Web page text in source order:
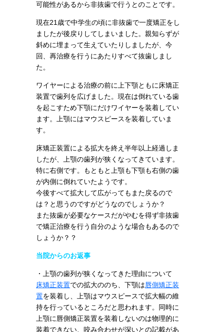
可能性があるから非抜歯で行うとのことです。
現在21歳で中学生の頃に非抜歯で一度矯正をし
ましたが後戻りしてしまいました。親知らずが
斜めに埋まって生えていたりしましたが、今
回、再治療を行うにあたりすべて抜歯しまし
た。
ワイヤーによる治療の前に上下顎ともに床矯正
装置で歯列を広げました。現在は倒れている歯
を起こすため下顎にだけワイヤーを装着してい
ます。上顎にはマウスピースを装着していま
す。
床矯正装置による拡大を終え半年以上経過しま
したが、上顎の歯列が狭くなってきています。
特に右側です。もともと上顎も下顎も右側の歯
が内側に倒れていたようです。
今後すべて拡大して広がってもまた戻るので
は？と思うのですがどうなのでしょうか？
また抜歯が必要なケースだがやむを得ず非抜歯
で矯正治療を行う自分のような場合もあるので
しょうか？？
当院からのお返事
・上顎の歯列が狭くなってきた理由について
床矯正装置での拡大ののち、下顎は唇側矯正装
置を装着し、上顎はマウスピースで拡大幅の維
持を行っているところだと思われます。同時に
上顎に唇側矯正装置を装着しないのは物理的に
装着できない、咬み合わせが深いとの記載があ